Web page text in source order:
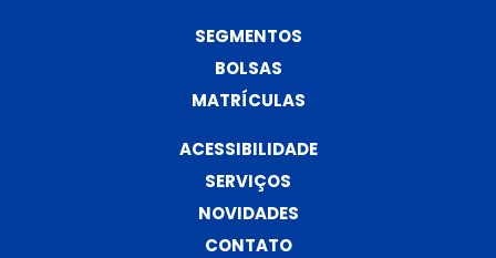
SEGMENTOS
BOLSAS
MATRÍCULAS
ACESSIBILIDADE
SERVIÇOS
NOVIDADES
CONTATO